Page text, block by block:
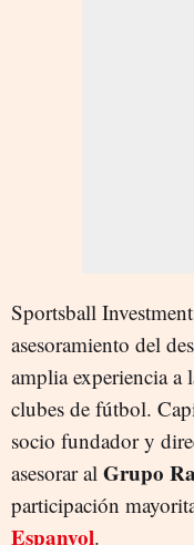
Sportsball
asesoramiento del
amplia experiencia a
clubes de fútbol.
socio fundador y
asesorar al Grupo
participación
Espanyol.